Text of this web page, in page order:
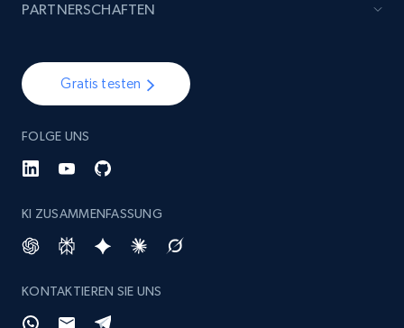
Gratis testen
FOLGE UNS
KI ZUSAMMENFASSUNG
KONTAKTIEREN SIE UNS
PARTNERSCHAFTEN